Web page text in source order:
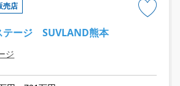
売店
テージ SUVLAND熊本
ジ